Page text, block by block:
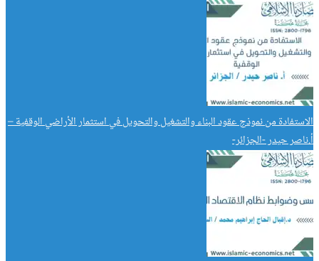
الاستفادة من نموذج عقود البناء والتشغيل والتحويل في استثمار الأراضي الوقفية –
أ.ناصر حيدر -الجزائر-